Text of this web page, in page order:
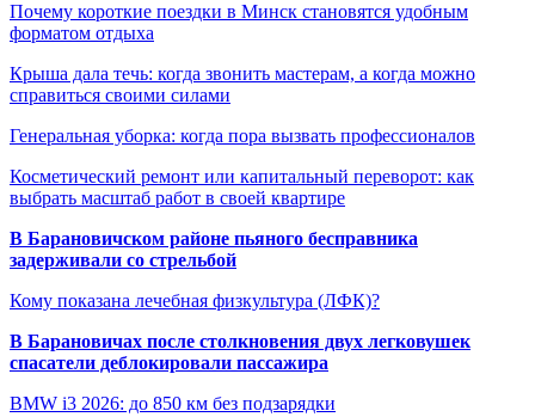
Почему короткие поездки в Минск становятся удобным
форматом отдыха
Крыша дала течь: когда звонить мастерам, а когда можно
справиться своими силами
Генеральная уборка: когда пора вызвать профессионалов
Косметический ремонт или капитальный переворот: как
выбрать масштаб работ в своей квартире
В Барановичском районе пьяного бесправника
задерживали со стрельбой
Кому показана лечебная физкультура (ЛФК)?
В Барановичах после столкновения двух легковушек
спасатели деблокировали пассажира
BMW i3 2026: до 850 км без подзарядки